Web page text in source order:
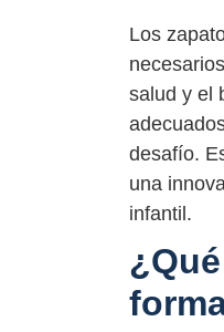
Los
salud y el
desafío.
una
infantil.